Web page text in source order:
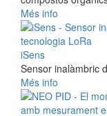
Més info
iSens
Sensor inalàmbric
Més info